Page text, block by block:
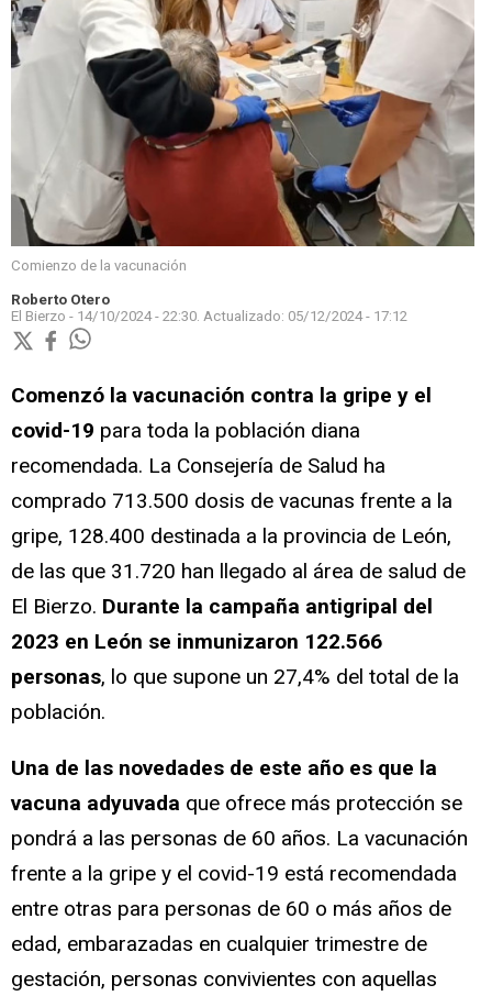
Comienzo de la vacunación
Roberto Otero
El Bierzo - 14/10/2024 - 22:30. Actualizado: 05/12/2024 - 17:12
Comenzó la vacunación contra la gripe y el
covid-19 para toda la población diana
recomendada. La Consejería de Salud ha
comprado 713.500 dosis de vacunas frente a la
gripe, 128.400 destinada a la provincia de León,
de las que 31.720 han llegado al área de salud de
El Bierzo. Durante la campaña antigripal del
2023 en León se inmunizaron 122.566
personas, lo que supone un 27,4% del total de la
población.
Una de las novedades de este año es que la
vacuna adyuvada que ofrece más protección se
pondrá a las personas de 60 años. La vacunación
frente a la gripe y el covid-19 está recomendada
entre otras para personas de 60 o más años de
edad, embarazadas en cualquier trimestre de
gestación, personas convivientes con aquellas